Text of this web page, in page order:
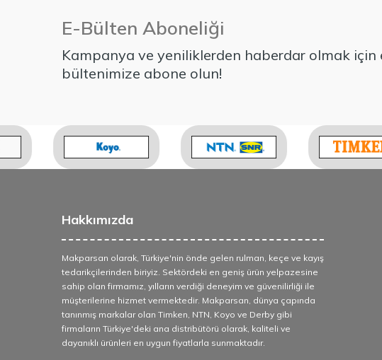
E-Bülten Aboneliği
Kampanya ve yeniliklerden haberdar olmak için
bültenimize abone olun!
Hakkımızda
Makparsan olarak, Türkiye'nin önde gelen rulman, keçe ve kayış
tedarikçilerinden biriyiz. Sektördeki en geniş ürün yelpazesine
sahip olan firmamız, yılların verdiği deneyim ve güvenilirliği ile
müşterilerine hizmet vermektedir. Makparsan, dünya çapında
tanınmış markalar olan Timken, NTN, Koyo ve Derby gibi
firmaların Türkiye'deki ana distribütörü olarak, kaliteli ve
dayanıklı ürünleri en uygun fiyatlarla sunmaktadır.